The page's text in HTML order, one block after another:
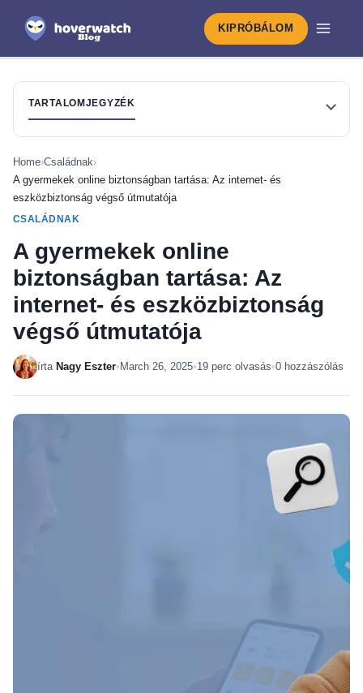
KIPRÓBÁLOM
TARTALOMJEGYZÉK
Home›Családnak›
A gyermekek online biztonságban tartása: Az internet- és
eszközbiztonság végső útmutatója
CSALÁDNAK
A gyermekek online
biztonságban tartása: Az
internet- és eszközbiztonság
végső útmutatója
írta Nagy Eszter• March 26, 2025•19 perc olvasás•0 hozzászólás